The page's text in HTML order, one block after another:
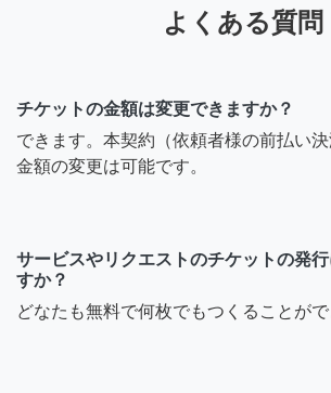
よくある質問
チケットの金額は変更できますか？
できます。本契約（依頼者様の前払い決
金額の変更は可能です。
サービスやリクエストのチケットの発
すか？
どなたも無料で何枚でもつくることがで